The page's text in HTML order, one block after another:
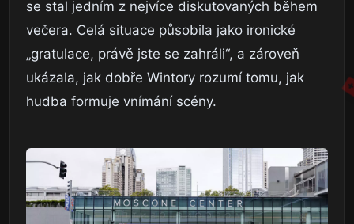
se stal jedním z nejvíce diskutovaných během
večera. Celá situace působila jako ironické
„gratulace, právě jste se zahráli“, a zároveň
ukázala, jak dobře Wintory rozumí tomu, jak
hudba formuje vnímání scény.